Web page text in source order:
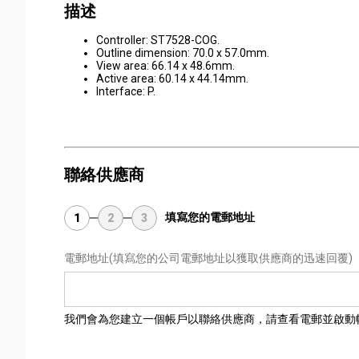
描述
Controller: ST7528-COG.
Outline dimension: 70.0 x 57.0mm.
View area: 66.14 x 48.6mm.
Active area: 60.14 x 44.14mm.
Interface: P.
聯絡供應商
1 2 3 填寫您的電郵地址
電郵地址(填寫您的公司電郵地址以獲取供應商的迅速回覆)
我們會為您建立一個帳戶以聯絡供應商，請查看電郵並啟動